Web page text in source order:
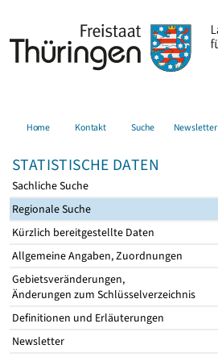
Home Kontakt Suche Newsletter
STATISTISCHE DATEN
Sachliche Suche
Regionale Suche
Kürzlich bereitgestellte Daten
Allgemeine Angaben, Zuordnungen
Gebietsveränderungen,
Änderungen zum Schlüsselverzeichnis
Definitionen und Erläuterungen
Newsletter